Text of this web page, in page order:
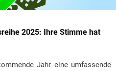
2025: Ihre Stimme hat
Jahr eine umfassende